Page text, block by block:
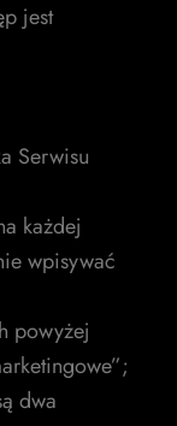
jest
Serwisu
każdej
wpisywać
powyżej
dwa